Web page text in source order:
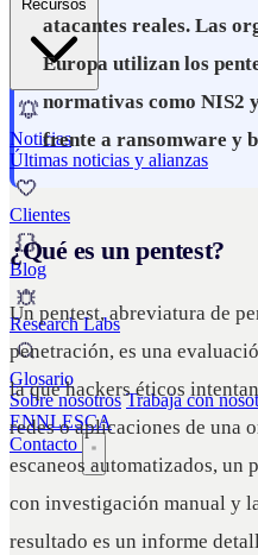
Noticias
Últimas noticias y alianzas
Clientes
Blog
Research Labs
Glosario
Sobre nosotros Trabaja con
ENNLESCA
Contacto
atacantes reales. Las
Europa utilizan los
normativas como NIS2
frente a ransomware y
¿Qué es un pentest?
Un pentest, abreviatura de
penetración, es una
la que hackers éticos
redes o aplicaciones de una
escaneos automatizados, un
con investigación manual y
resultado es un informe